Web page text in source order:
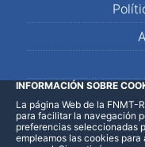
LinkedInFacebook
INFORMACIÓN SOBRE
La página Web de la
para facilitar la navegación
preferencias seleccionadas
empleamos las cookies